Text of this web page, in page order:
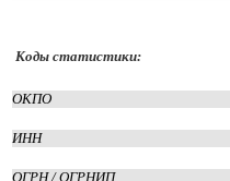
Коды статистики:
ОКПО
ИНН
ОГРН / ОГРНИП